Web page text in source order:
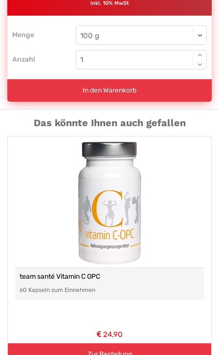
inkl. 10% MwSt
Menge
Anzahl
In den Warenkorb
Das könnte Ihnen auch gefallen
team santé Vitamin C OPC
60 Kapseln zum Einnehmen
24,90